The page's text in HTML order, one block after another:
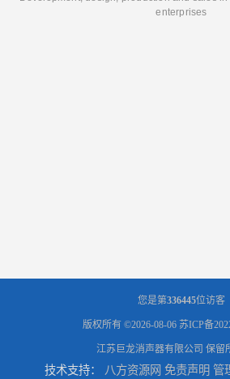
enterprises
您是第336445位访客
版权所有 ©2026-08-06 苏ICP备
江苏巨龙消声器有限公司 保留
技术支持： 八方资源网 免责声明 管